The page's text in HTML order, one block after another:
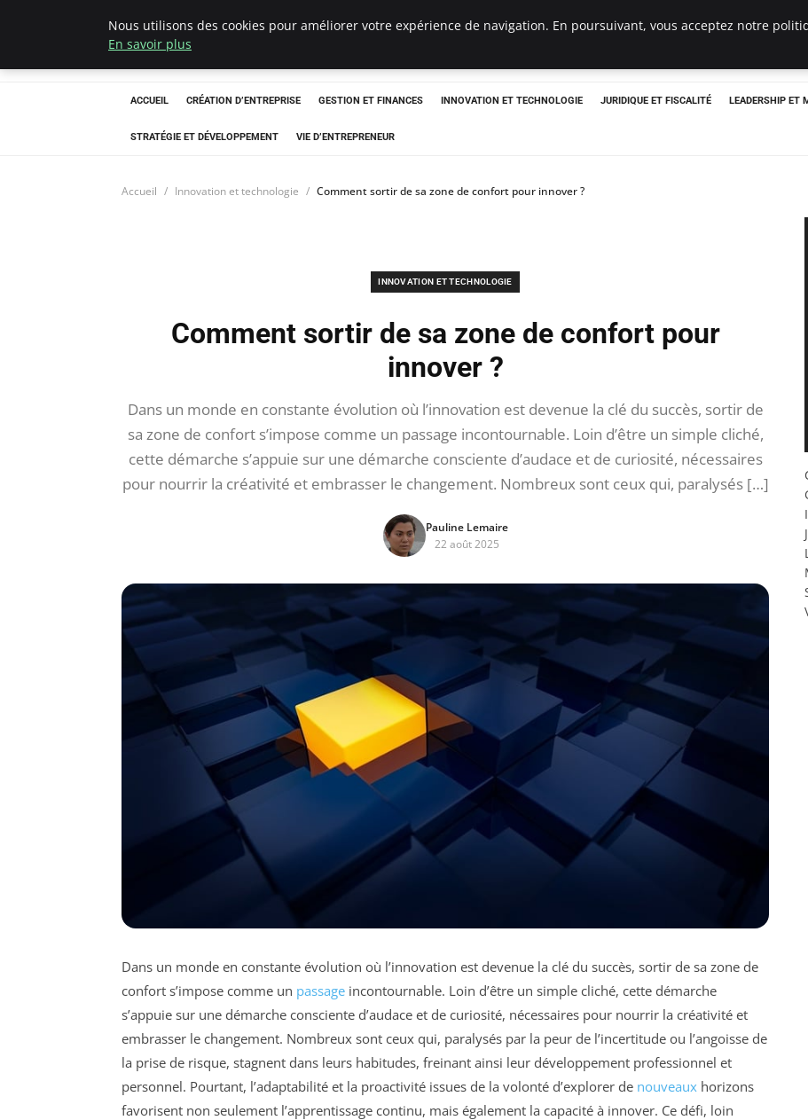
Ultimatefs
ACCUEIL CRÉATION D’ENTREPRISE GESTION ET FINANCES INNOVATION ET TECHNOLOGIE JURIDIQUE ET FISCALITÉ LEADERSHIP ET
STRATÉGIE ET DÉVELOPPEMENT VIE D’ENTREPRENEUR
Accueil Innovation et technologie Comment sortir de sa zone de confort pour innover ?
INNOVATION ET TECHNOLOGIE
Comment sortir de sa zone de confort pour
innover ?
Dans un monde en constante évolution où l’innovation est devenue la clé du succès, sortir de
sa zone de confort s’impose comme un passage incontournable. Loin d’être un simple cliché,
cette démarche s’appuie sur une démarche consciente d’audace et de curiosité, nécessaires
pour nourrir la créativité et embrasser le changement. Nombreux sont ceux qui, paralysés […]
Pauline Lemaire
22 août 2025
Dans un monde en constante évolution où l’innovation est devenue la clé du succès, sortir de sa zone de
confort s’impose comme un passage incontournable. Loin d’être un simple cliché, cette démarche
s’appuie sur une démarche consciente d’audace et de curiosité, nécessaires pour nourrir la créativité et
embrasser le changement. Nombreux sont ceux qui, paralysés par la peur de l’incertitude ou l’angoisse de
la prise de risque, stagnent dans leurs habitudes, freinant ainsi leur développement professionnel et
personnel. Pourtant, l’adaptabilité et la proactivité issues de la volonté d’explorer de nouveaux horizons
favorisent non seulement l’apprentissage continu, mais également la capacité à innover. Ce défi, loin
Nous utilisons des cookies pour améliorer votre expérience de navigation. En poursuivant, vous acceptez notre
En savoir plus